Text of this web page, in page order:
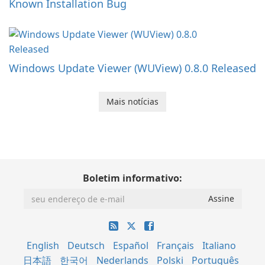
Known Installation Bug
Windows Update Viewer (WUView) 0.8.0 Released
Mais notícias
Boletim informativo:
English Deutsch Español Français
Italiano
日本語
한국어 Nederlands Polski Português